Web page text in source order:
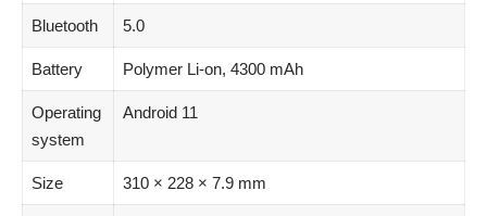
Bluetooth 5.0
Battery Polymer Li-on, 4300 mAh
Operating
system
Android 11
Size 310 × 228 × 7.9 mm